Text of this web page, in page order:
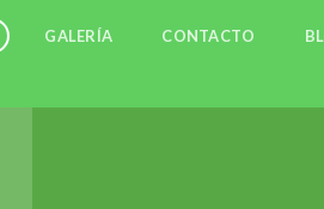
GALERÍA CONTACTO